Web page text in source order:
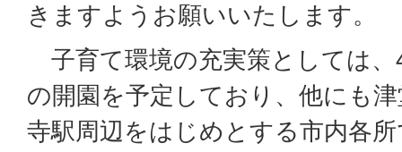
きますようお願いいたします。
子育て環境の充実策としては、
の開園を予定しており、他にも
寺駅周辺をはじめとする市内各